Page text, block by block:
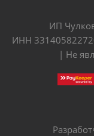
ИП
ИНН
| Не